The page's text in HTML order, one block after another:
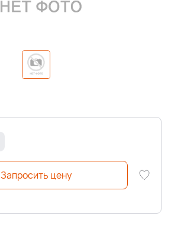
Запросить цену